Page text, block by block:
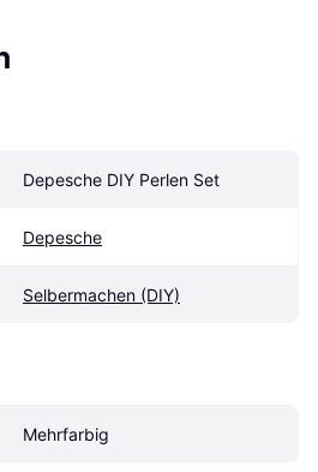
Depesche DIY Perlen Set
Depesche
Selbermachen (DIY)
Mehrfarbig